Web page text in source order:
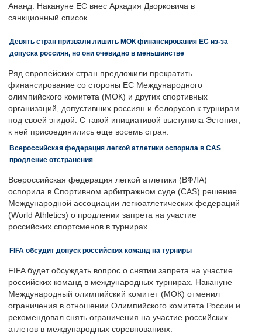
Ананд. Накануне ЕС внес Аркадия Дворковича в
санкционный список.
Девять стран призвали лишить МОК финансирования ЕС из-за
допуска россиян, но они очевидно в меньшинстве
Ряд европейских стран предложили прекратить
финансирование со стороны ЕС Международного
олимпийского комитета (МОК) и других спортивных
организаций, допустивших россиян и белорусов к турнирам
под своей эгидой. С такой инициативой выступила Эстония,
к ней присоединились еще восемь стран.
Всероссийская федерация легкой атлетики оспорила в CAS
продление отстранения
Всероссийская федерация легкой атлетики (ВФЛА)
оспорила в Спортивном арбитражном суде (CAS) решение
Международной ассоциации легкоатлетических федераций
(World Athletics) о продлении запрета на участие
российских спортсменов в турнирах.
FIFA обсудит допуск российских команд на турниры
FIFA будет обсуждать вопрос о снятии запрета на участие
российских команд в международных турнирах. Накануне
Международный олимпийский комитет (МОК) отменил
ограничения в отношении Олимпийского комитета России и
рекомендовал снять ограничения на участие российских
атлетов в международных соревнованиях.